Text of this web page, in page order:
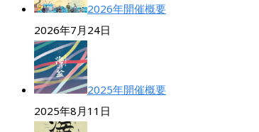
2026年開催概要
2026年7月24日
2025年開催概要
2025年8月11日